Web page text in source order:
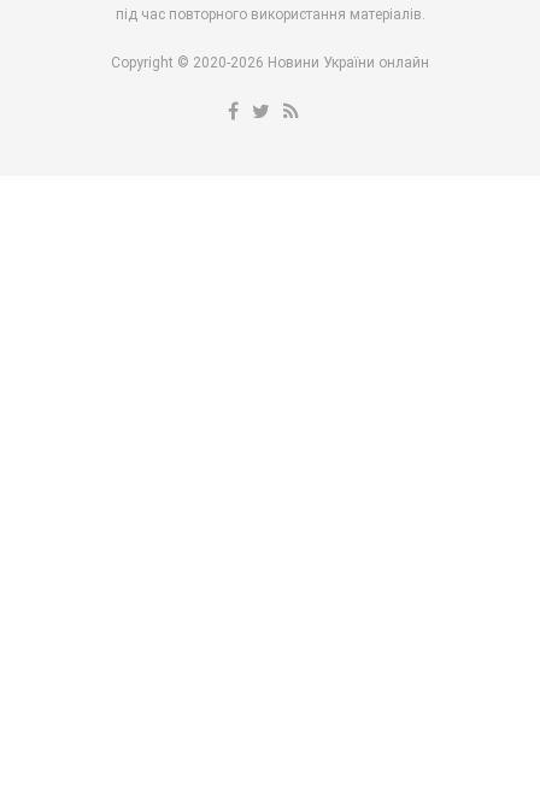
під час повторного використання матеріалів.
Copyright © 2020-2026 Новини України онлайн